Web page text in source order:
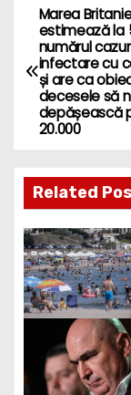
P
o
s
n
a
v
i
a
Marea
estimează la
numărul
infectare cu
și are ca
decesele să
depășească
20.000
Related